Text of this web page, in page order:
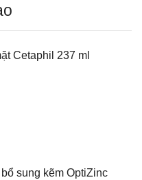
Cetaphil 237 ml
sung kẽm OptiZinc